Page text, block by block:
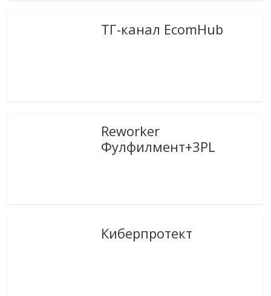
ТГ-канал EcomHub
Reworker
Фулфилмент+3PL
Киберпротект